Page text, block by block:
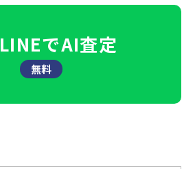
LINEでAI査定
無料